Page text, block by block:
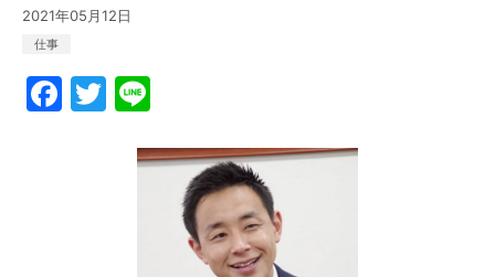
2021年05月12日
仕事
F
a
T
w
itte